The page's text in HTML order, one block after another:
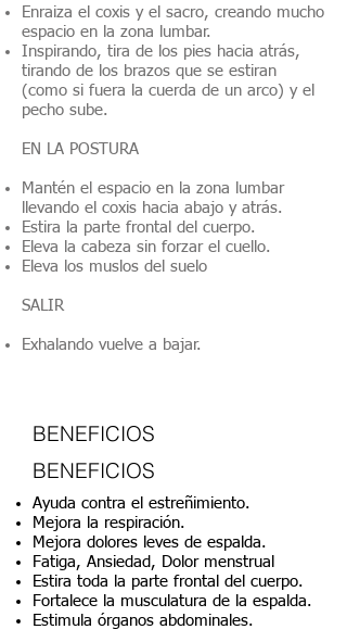
Enraiza el coxis y el sacro, creando mucho
espacio en la zona lumbar.
Inspirando, tira de los pies hacia atrás,
tirando de los brazos que se estiran
(como si fuera la cuerda de un arco) y el
pecho sube.
EN LA POSTURA
Mantén el espacio en la zona lumbar
llevando el coxis hacia abajo y atrás.
Estira la parte frontal del cuerpo.
Eleva la cabeza sin forzar el cuello.
Eleva los muslos del suelo
SALIR
Exhalando vuelve a bajar.
BENEFICIOS
BENEFICIOS
Ayuda contra el estreñimiento.
Mejora la respiración.
Mejora dolores leves de espalda.
Fatiga, Ansiedad, Dolor menstrual
Estira toda la parte frontal del cuerpo.
Fortalece la musculatura de la espalda.
Estimula órganos abdominales.